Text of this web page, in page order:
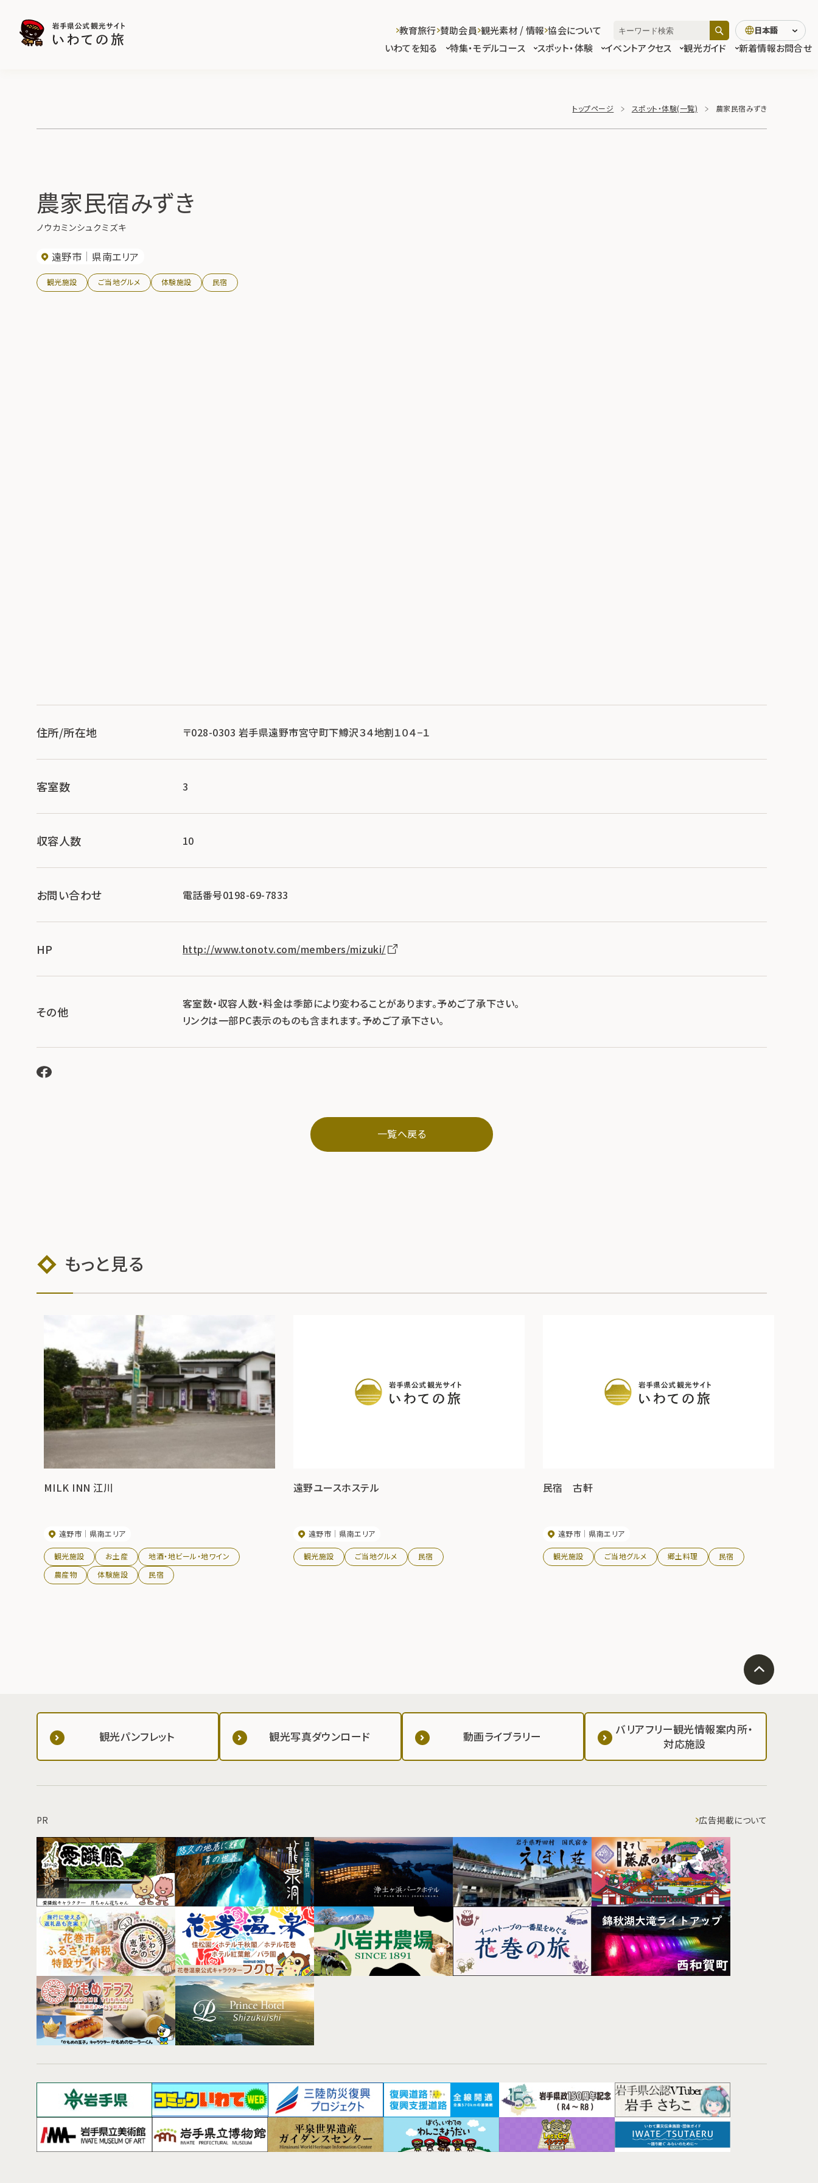
いわてを知る 特集・モデルコース スポット・体験 イベントアクセス 観光ガイド 新着情報お問合せ
教育旅行 賛助会員 観光素材 / 情報 協会について 日本語
トップページ スポット・体験(一覧) 農家民宿みずき
農家民宿みずき
ノウカミンシュクミズキ
遠野市 県南エリア
観光施設 ご当地グルメ 体験施設 民宿
住所/所在地 〒028-0303 岩手県遠野市宮守町下鱒沢３４地割１０４−１
客室数 3
収容人数 10
お問い合わせ 電話番号0198-69-7833
HP http://www.tonotv.com/members/mizuki/
その他
客室数・収容人数・料金は季節により変わることがあります。予めご了承下さい。
リンクは一部PC表示のものも含まれます。予めご了承下さい。
一覧へ戻る
もっと見る
MILK INN 江川
遠野市 県南エリア
観光施設 お土産
地酒・地ビール・地ワイン
農産物
体験施設 民宿
遠野ユースホステル
遠野市 県南エリア
観光施設 ご当地グルメ 民宿
民宿 古軒
遠野市 県南エリア
観光施設 ご当地グルメ 郷土料理 民宿
観光パンフレット 観光写真ダウンロード 動画ライブラリー
バリアフリー観光情報案内所・
対応施設
PR 広告掲載について